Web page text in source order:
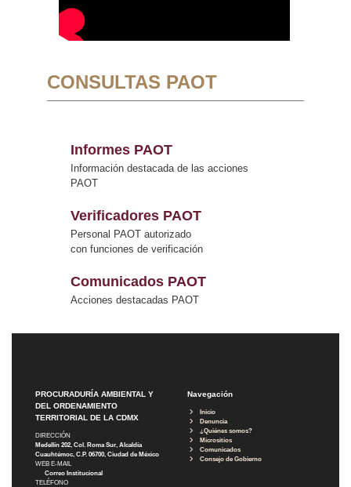
CONSULTAS PAOT
Informes PAOT
Información destacada de las acciones
PAOT
Verificadores PAOT
Personal PAOT autorizado
con funciones de verificación
Comunicados PAOT
Acciones destacadas PAOT
PROCURADURÍA AMBIENTAL Y
DEL ORDENAMIENTO
TERRITORIAL DE LA CDMX
DIRECCIÓN
Medellín 202, Col. Roma Sur, Alcaldía
Cuauhtémoc, C.P. 06700, Ciudad de México
WEB E-MAIL
Correo Institucional
TELÉFONO
Navegación
Inicio
Denuncia
¿Quiénes somos?
Micrositios
Comunicados
Consejo de Gobierno